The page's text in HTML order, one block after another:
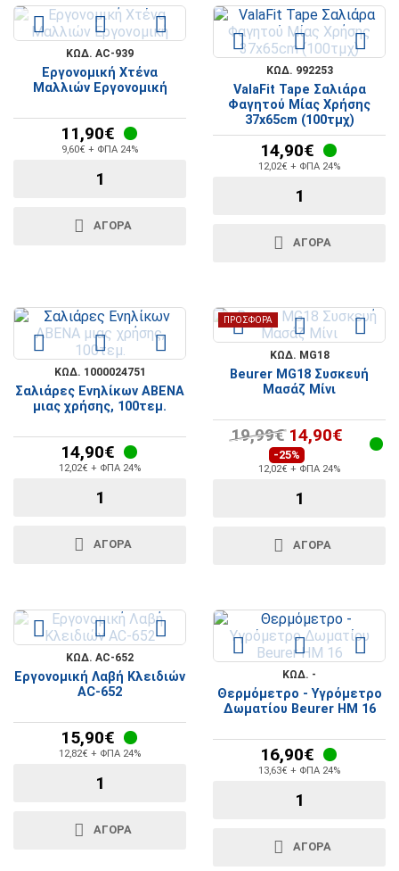
ΚΩΔ. AC-939
Εργονομική Χτένα
Μαλλιών Εργονομική
11,90€
9,60€ + ΦΠΑ 24%
ΑΓΟΡΆ
ΚΩΔ. 992253
ValaFit Tape Σαλιάρα
Φαγητού Μίας Χρήσης
37x65cm (100τμχ)
14,90€
12,02€ + ΦΠΑ 24%
ΑΓΟΡΆ
ΚΩΔ. 1000024751
Σαλιάρες Ενηλίκων ABENA
μιας χρήσης, 100τεμ.
14,90€
12,02€ + ΦΠΑ 24%
ΑΓΟΡΆ
ΠΡΟΣΦΟΡΆ
ΚΩΔ. MG18
Beurer MG18 Συσκευή
Μασάζ Μίνι
19,99€ 14,90€
-25%
12,02€ + ΦΠΑ 24%
ΑΓΟΡΆ
ΚΩΔ. AC-652
Εργονομική Λαβή Κλειδιών
AC-652
15,90€
12,82€ + ΦΠΑ 24%
ΑΓΟΡΆ
ΚΩΔ. -
Θερμόμετρο - Υγρόμετρο
Δωματίου Beurer HM 16
16,90€
13,63€ + ΦΠΑ 24%
ΑΓΟΡΆ